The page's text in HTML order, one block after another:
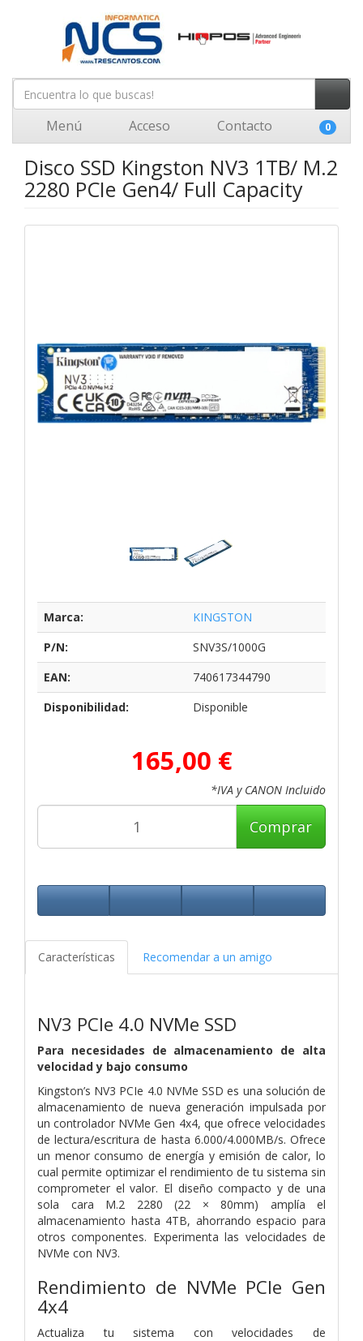
Menú Acceso Contacto 0
Disco SSD Kingston NV3 1TB/ M.2
2280 PCIe Gen4/ Full Capacity
Marca:
KINGSTON
P/N:
SNV3S/1000G
EAN:
740617344790
Disponibilidad:
Disponible
165,00 €
*IVA y CANON Incluido
Comprar
Características Recomendar a un amigo
NV3 PCIe 4.0 NVMe SSD
Para necesidades de almacenamiento de alta
velocidad y bajo consumo
Kingston’s NV3 PCIe 4.0 NVMe SSD es una solución de
almacenamiento de nueva generación impulsada por
un controlador NVMe Gen 4x4, que ofrece velocidades
de lectura/escritura de hasta 6.000/4.000MB/s. Ofrece
un menor consumo de energía y emisión de calor, lo
cual permite optimizar el rendimiento de tu sistema sin
comprometer el valor. El diseño compacto y de una
sola cara M.2 2280 (22 × 80mm) amplía el
almacenamiento hasta 4TB, ahorrando espacio para
otros componentes. Experimenta las velocidades de
NVMe con NV3.
Rendimiento de NVMe PCIe Gen
4x4
Actualiza tu sistema con velocidades de